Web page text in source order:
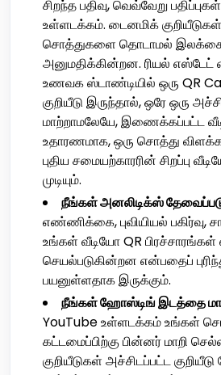
சிறந்த பதிவு, வெவ்வேறு
உள்ளடக்கம். டைனமிக்
சொத்துகளை தொடாமல்
அனுமதிக்கின்றன. ரியல்
உணவக ஸ்டாண்டியில் ஒரு QR
குறியீடு இருந்தால், ஒரே ஒரு
மாற்றாமலேயே, இணைக்கப்பட்ட
உதாரணமாக, ஒரு சொத்து
புதிய சமையற்காரரின் சிறப்பு
முடியும்.
நீங்கள் அனலிடிக்ஸ்
எண்ணிக்கை, புவியியல் பகிர்வு,
உங்கள் வீடியோ QR
செயல்படுகின்றன என்பதைப்
பயனுள்ளதாக இருக்கும்.
நீங்கள் ஹோஸ்டிங் இடத்தை
YouTube உள்ளடக்கம் உங்கள்
கட்டமைப்பிற்கு பின்னர் மாறி
குறியீடுகள் அச்சிடப்பட்ட